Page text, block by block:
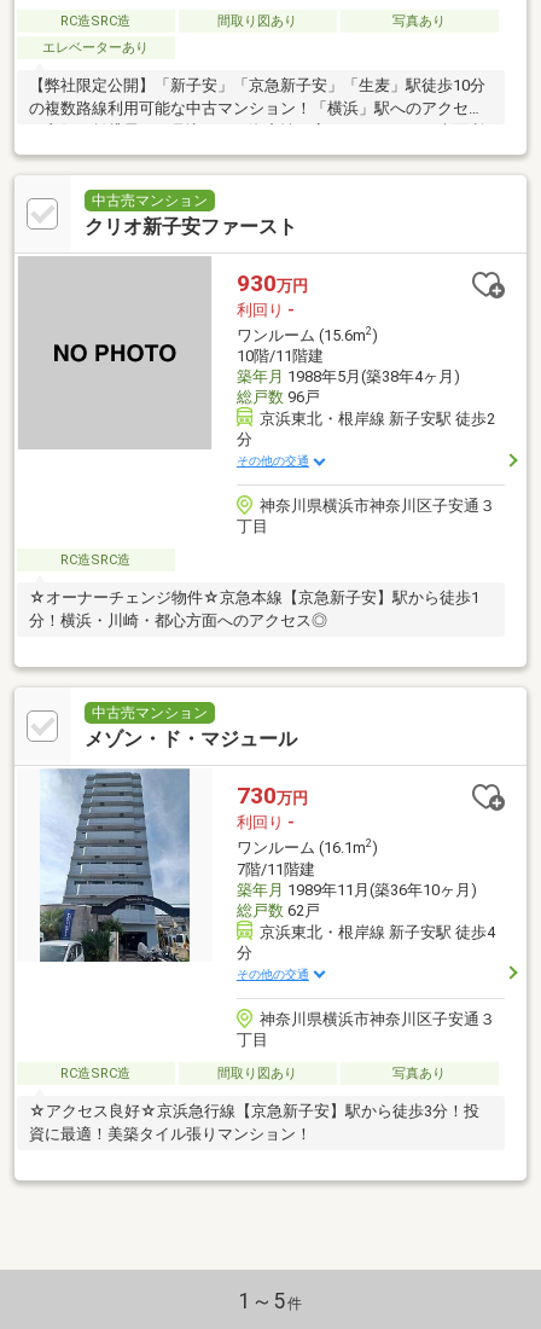
RC造SRC造 間取り図あり
写真あり
エレベーターあり
【弊社限定公開】「新子安」「京急新子安」「生麦」駅徒歩10分
の複数路線利用可能な中古マンション！「横浜」駅へのアクセス
回り約4.87％！
中古売マンション
クリオ新子安ファースト
930万円
利回り -
ワンルーム (15.6m2)
10階/11階建
築年月 1988年5月(築38年4ヶ月)
総戸数96戸
京浜東北・根岸線 新子安駅 徒歩2
分
その他の交通
神奈川県横浜市神奈川区子安通３
丁目
RC造SRC造
☆オーナーチェンジ物件☆京急本線【京急新子安】駅から徒歩1
分！横浜・川崎・都心方面へのアクセス◎
中古売マンション
メゾン・ド・マジュール
730万円
利回り -
ワンルーム (16.1m2)
7階/11階建
築年月 1989年11月(築36年10ヶ月)
総戸数62戸
京浜東北・根岸線 新子安駅 徒歩4
分
その他の交通
神奈川県横浜市神奈川区子安通３
丁目
RC造SRC造 間取り図あり 写真あり
☆アクセス良好☆京浜急行線【京急新子安】駅から徒歩3分！投
資に最適！美築タイル張りマンション！
1～5件